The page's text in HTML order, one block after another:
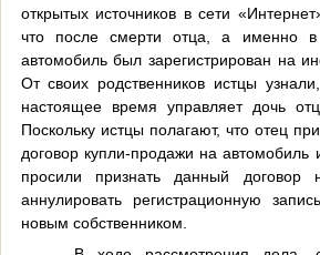
открытых источников в сети
что после смерти отца, а именно в
автомобиль был зарегистрирован на
От своих родственников истцы
настоящее время управляет дочь
Поскольку истцы полагают, что отец
договор купли-продажи на автомобиль
просили признать данный договор
аннулировать регистрационную
новым собственником.